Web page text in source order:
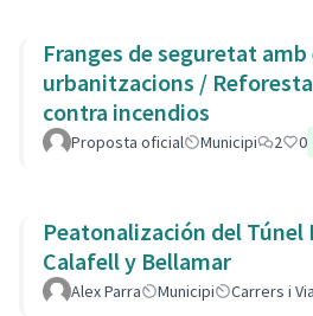
Franges de seguretat amb el
urbanitzacions /
contra incendios
Proposta oficial Municipi 2 0
Peatonalización del Túnel
Calafell y Bellamar
Alex Parra Municipi Carrers i